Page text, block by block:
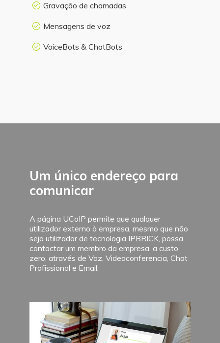
Gravação de chamadas
Mensagens de voz
VoiceBots & ChatBots
Um único endereço para
comunicar
A página UCoIP permite que qualquer
utilizador externo à empresa, mesmo que não
seja utilizador de tecnologia IPBRICK, possa
contactar um membro da empresa, a custo
zero, através de Voz, Videoconferencia, Chat
Profissional e Email.